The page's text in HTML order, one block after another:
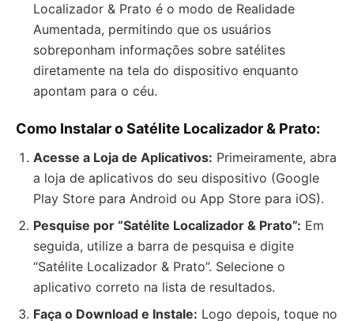
Localizador & Prato é o modo de Realidade
Aumentada, permitindo que os usuários
sobreponham informações sobre satélites
diretamente na tela do dispositivo enquanto
apontam para o céu.
Como Instalar o Satélite Localizador & Prato:
Acesse a Loja de Aplicativos: Primeiramente, abra
a loja de aplicativos do seu dispositivo (Google
Play Store para Android ou App Store para iOS).
Pesquise por “Satélite Localizador & Prato”: Em
seguida, utilize a barra de pesquisa e digite
“Satélite Localizador & Prato”. Selecione o
aplicativo correto na lista de resultados.
Faça o Download e Instale: Logo depois, toque no